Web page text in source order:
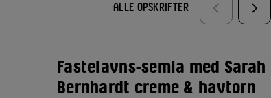
ALLE OPSKRIFTER
Fastelavns-semla med Sarah
Bernhardt creme & havtorn